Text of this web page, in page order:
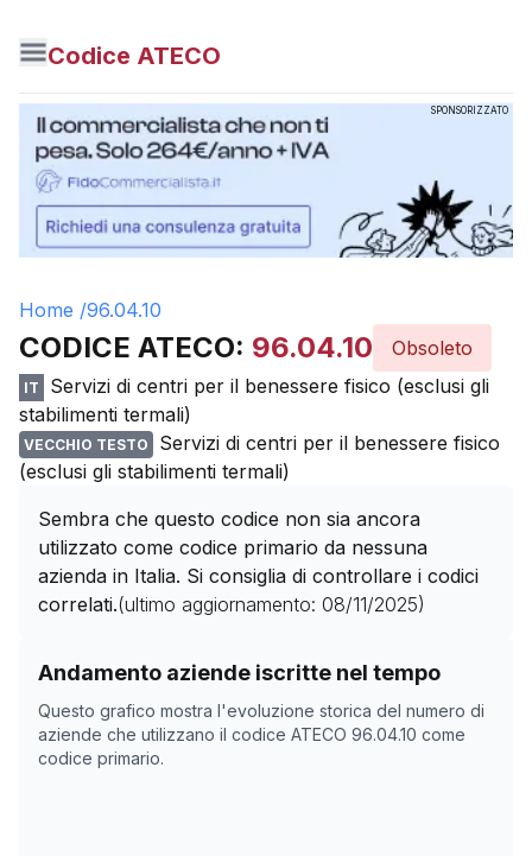
Codice ATECO
SPONSORIZZATO
Home /96.04.10
CODICE ATECO: 96.04.10 Obsoleto
IT
Servizi di centri per il benessere fisico (esclusi gli
stabilimenti termali)
VECCHIO TESTO
Servizi di centri per il benessere fisico
(esclusi gli stabilimenti termali)
Sembra che questo codice non sia ancora
utilizzato come codice primario da nessuna
azienda in Italia. Si consiglia di controllare i codici
correlati.(ultimo aggiornamento: 08/11/2025)
Andamento aziende iscritte nel tempo
Questo grafico mostra l'evoluzione storica del numero di
aziende che utilizzano il codice ATECO 96.04.10 come
codice primario.
Storico numero di aziende con codice ATECO
Data rilevazione
31/03/2025
0
15/05/2025